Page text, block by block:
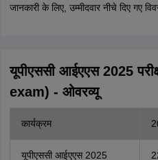
जानकारी के लिए, उम्मीदवार नीचे दिए गए
यूपीएससी आईएएस 2025
exam) - ओवरव्यू
कार्यक्रम
यूपीएससी आईएएस 2025